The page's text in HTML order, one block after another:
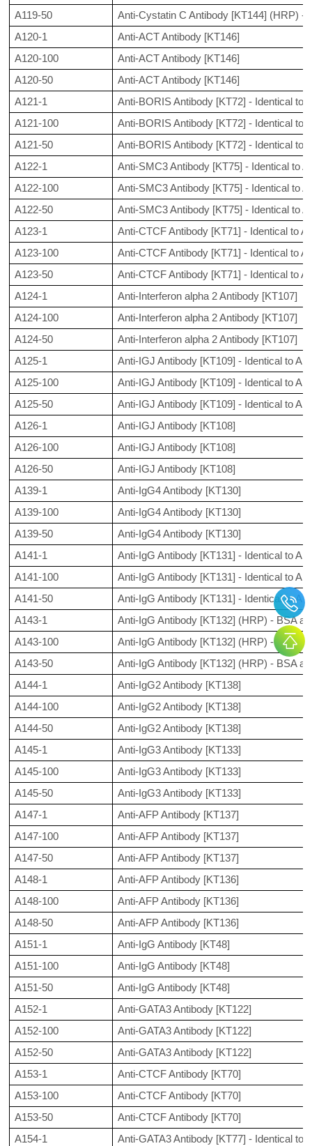
A119-50
Anti-Cystatin C Antibody [KT144] (HRP) -
A120-1
Anti-ACT Antibody [KT146]
A120-100
Anti-ACT Antibody [KT146]
A120-50
Anti-ACT Antibody [KT146]
A121-1
Anti-BORIS Antibody [KT72] - Identical to
A121-100
Anti-BORIS Antibody [KT72] - Identical to
A121-50
Anti-BORIS Antibody [KT72] - Identical to
A122-1
Anti-SMC3 Antibody [KT75] - Identical to
A122-100
Anti-SMC3 Antibody [KT75] - Identical to
A122-50
Anti-SMC3 Antibody [KT75] - Identical to
A123-1
Anti-CTCF Antibody [KT71] - Identical to
A123-100
Anti-CTCF Antibody [KT71] - Identical to
A123-50
Anti-CTCF Antibody [KT71] - Identical to
A124-1
Anti-Interferon alpha 2 Antibody [KT107]
A124-100
Anti-Interferon alpha 2 Antibody [KT107]
A124-50
Anti-Interferon alpha 2 Antibody [KT107]
A125-1
Anti-IGJ Antibody [KT109] - Identical to
A125-100
Anti-IGJ Antibody [KT109] - Identical to
A125-50
Anti-IGJ Antibody [KT109] - Identical to
A126-1
Anti-IGJ Antibody [KT108]
A126-100
Anti-IGJ Antibody [KT108]
A126-50
Anti-IGJ Antibody [KT108]
A139-1
Anti-IgG4 Antibody [KT130]
A139-100
Anti-IgG4 Antibody [KT130]
A139-50
Anti-IgG4 Antibody [KT130]
A141-1
Anti-IgG Antibody [KT131] - Identical to
A141-100
Anti-IgG Antibody [KT131] - Identical to
A141-50
Anti-IgG Antibody [KT131] - Identical to
A143-1
Anti-IgG Antibody [KT132] (HRP) - BSA
A143-100
Anti-IgG Antibody [KT132] (HRP) - BSA
A143-50
Anti-IgG Antibody [KT132] (HRP) - BSA
A144-1
Anti-IgG2 Antibody [KT138]
A144-100
Anti-IgG2 Antibody [KT138]
A144-50
Anti-IgG2 Antibody [KT138]
A145-1
Anti-IgG3 Antibody [KT133]
A145-100
Anti-IgG3 Antibody [KT133]
A145-50
Anti-IgG3 Antibody [KT133]
A147-1
Anti-AFP Antibody [KT137]
A147-100
Anti-AFP Antibody [KT137]
A147-50
Anti-AFP Antibody [KT137]
A148-1
Anti-AFP Antibody [KT136]
A148-100
Anti-AFP Antibody [KT136]
A148-50
Anti-AFP Antibody [KT136]
A151-1
Anti-IgG Antibody [KT48]
A151-100
Anti-IgG Antibody [KT48]
A151-50
Anti-IgG Antibody [KT48]
A152-1
Anti-GATA3 Antibody [KT122]
A152-100
Anti-GATA3 Antibody [KT122]
A152-50
Anti-GATA3 Antibody [KT122]
A153-1
Anti-CTCF Antibody [KT70]
A153-100
Anti-CTCF Antibody [KT70]
A153-50
Anti-CTCF Antibody [KT70]
A154-1
Anti-GATA3 Antibody [KT77] - Identical to